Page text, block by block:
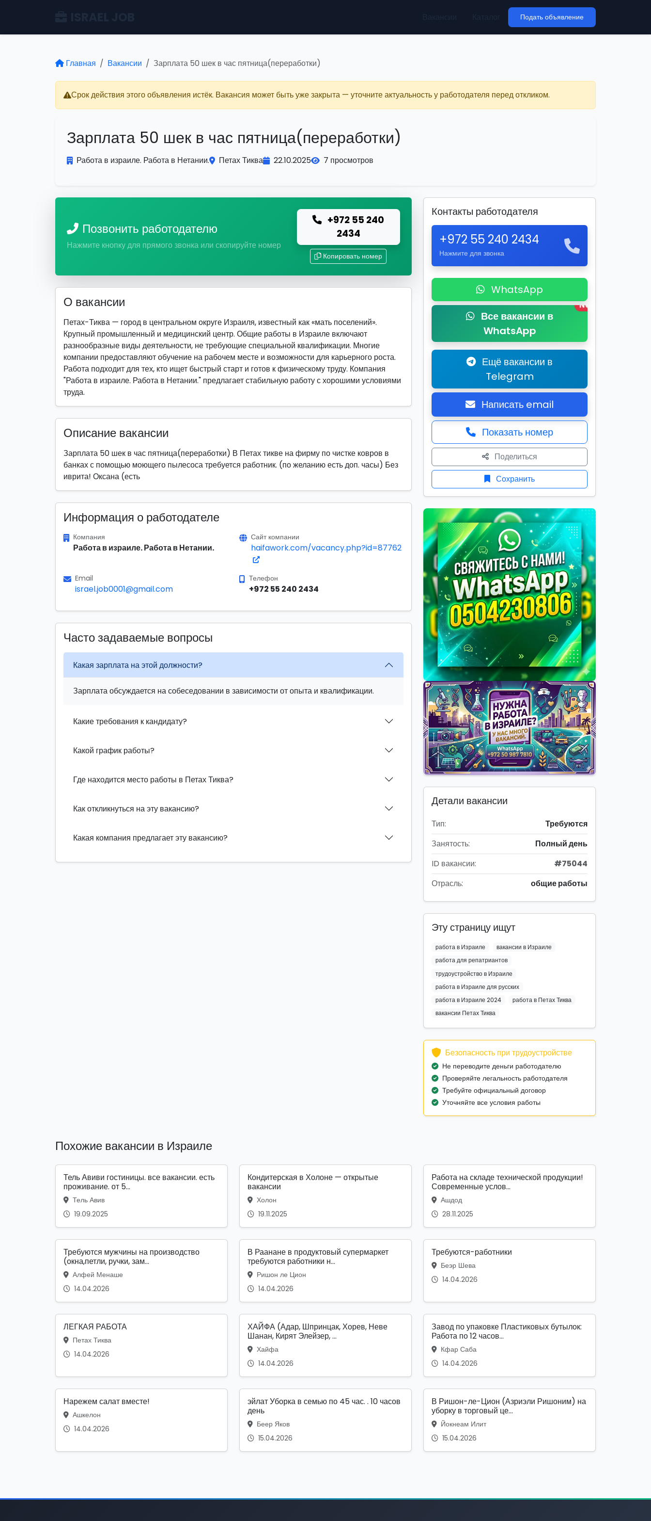
Подать объявление
Главная Вакансии Зарплата 50 шек в час пятница(переработки)
Срок действия этого объявления истёк. Вакансия может быть уже закрыта — уточните актуальность у работодателя перед откликом.
Зарплата 50 шек в час пятница(переработки)
Работа в израиле. Работа в Нетании. Петах Тиква 22.10.2025 7 просмотров
Позвонить работодателю
Нажмите кнопку для прямого звонка или скопируйте номер
+972 55 240
2434
Копировать номер
О вакансии
Петах-Тиква — город в центральном округе Израиля, известный как «мать поселений».
Крупный промышленный и медицинский центр. Общие работы в Израиле включают
разнообразные виды деятельности, не требующие специальной квалификации. Многие
компании предоставляют обучение на рабочем месте и возможности для карьерного роста.
Работа подходит для тех, кто ищет быстрый старт и готов к физическому труду. Компания
"Работа в израиле. Работа в Нетании." предлагает стабильную работу с хорошими условиями
труда.
Описание вакансии
Зарплата 50 шек в час пятница(переработки) В Петах тикве на фирму по чистке ковров в
банках с помощью моющего пылесоса требуется работник. (по желанию есть доп. часы) Без
иврита! Оксана (есть
Информация о работодателе
Компания
Работа в израиле. Работа в Нетании.
Сайт компании
haifawork.com/vacancy.php?id=87762
Email
israel.job0001@gmail.com
Телефон
+972 55 240 2434
Часто задаваемые вопросы
Какая зарплата на этой должности?
Зарплата обсуждается на собеседовании в зависимости от опыта и квалификации.
Какие требования к кандидату?
Какой график работы?
Где находится место работы в Петах Тиква?
Как откликнуться на эту вакансию?
Какая компания предлагает эту вакансию?
Контакты работодателя
+972 55 240 2434
Нажмите для звонка
WhatsApp
Все вакансии в
WhatsApp
New
Ещё вакансии в
Telegram
Написать email
Показать номер
Поделиться
Сохранить
Детали вакансии
Тип:
Требуются
Занятость:
Полный день
ID вакансии:
#75044
Отрасль:
общие работы
Эту страницу ищут
работа в Израиле
вакансии в Израиле
работа для репатриантов
трудоустройство в Израиле
работа в Израиле для русских
работа в Израиле 2024
работа в Петах Тиква
вакансии Петах Тиква
Безопасность при трудоустройстве
Не переводите деньги работодателю
Проверяйте легальность работодателя
Требуйте официальный договор
Уточняйте все условия работы
Похожие вакансии в Израиле
Тель Авиви гостиницы. все вакансии. есть
проживание. от 5...
Тель Авив
19.09.2025
Кондитерская в Холоне — открытые
вакансии
Холон
19.11.2025
Работа на складе технической продукции!
Современные услов...
Ашдод
28.11.2025
Требуются мужчины на производство
(окна,петли, ручки, зам...
Алфей Менаше
14.04.2026
В Раанане в продуктовый супермаркет
требуются работники н...
Ришон ле Цион
14.04.2026
Требуются-работники
Беэр Шева
14.04.2026
ЛЕГКАЯ РАБОТА
Петах Тиква
14.04.2026
ХАЙФА (Адар, Шпринцак, Хорев, Неве
Шанан, Кирят Элейзер, ...
Хайфа
14.04.2026
Завод по упаковке Пластиковых бутылок:
Работа по 12 часов...
Кфар Саба
14.04.2026
Нарежем салат вместе!
Ашкелон
14.04.2026
эйлат Уборка в семью по 45 час. . 10 часов
день
Беер Яков
15.04.2026
В Ришон-ле-Цион (Азриэли Ришоним) на
уборку в торговый це...
Йокнеам Илит
15.04.2026